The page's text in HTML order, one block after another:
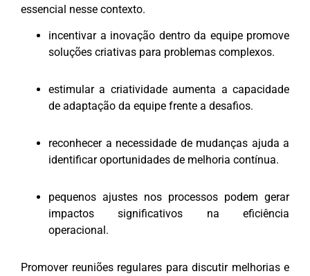
essencial nesse contexto.
incentivar a inovação dentro da equipe promove
soluções criativas para problemas complexos.
estimular a criatividade aumenta a capacidade
de adaptação da equipe frente a desafios.
reconhecer a necessidade de mudanças ajuda a
identificar oportunidades de melhoria contínua.
pequenos ajustes nos processos podem gerar
impactos significativos na eficiência
operacional.
Promover reuniões regulares para discutir melhorias e